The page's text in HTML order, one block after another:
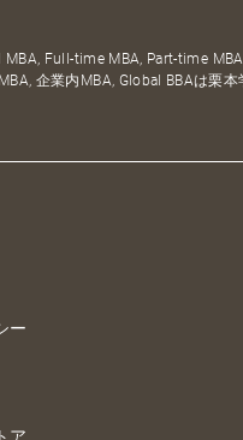
MBA, Full-time MBA, Part-time
企業内MBA, Global BBAは栗
ー